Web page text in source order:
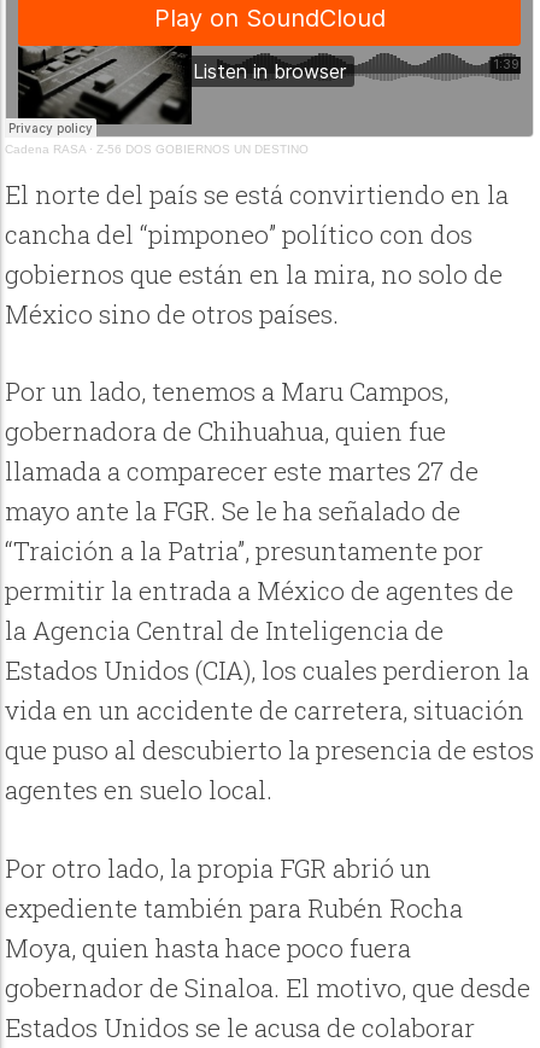
Cadena RASA · Z-56 DOS GOBIERNOS UN DESTINO
El norte del país se está convirtiendo en la
cancha del “pimponeo” político con dos
gobiernos que están en la mira, no solo de
México sino de otros países.
Por un lado, tenemos a Maru Campos,
gobernadora de Chihuahua, quien fue
llamada a comparecer este martes 27 de
mayo ante la FGR. Se le ha señalado de
“Traición a la Patria”, presuntamente por
permitir la entrada a México de agentes de
la Agencia Central de Inteligencia de
Estados Unidos (CIA), los cuales perdieron la
vida en un accidente de carretera, situación
que puso al descubierto la presencia de estos
agentes en suelo local.
Por otro lado, la propia FGR abrió un
expediente también para Rubén Rocha
Moya, quien hasta hace poco fuera
gobernador de Sinaloa. El motivo, que desde
Estados Unidos se le acusa de colaborar